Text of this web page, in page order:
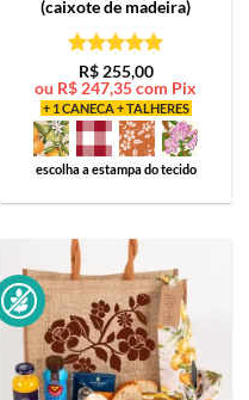
(caixote de madeira)
Avaliação5
de 5
R$255,00
ou R$ 247,35com Pix
+ 1 CANECA + TALHERES
escolha a estampa do tecido